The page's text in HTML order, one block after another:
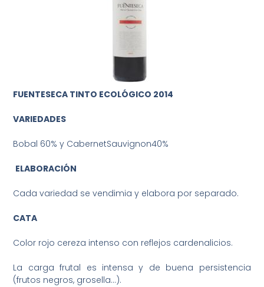
FUENTESECA TINTO ECOLÓGICO 2014
VARIEDADES
Bobal 60% y CabernetSauvignon40%
ELABORACIÓN
Cada variedad se vendimia y elabora por separado.
CATA
Color rojo cereza intenso con reflejos cardenalicios.
La carga frutal es intensa y de buena persistencia
(frutos negros, grosella…).